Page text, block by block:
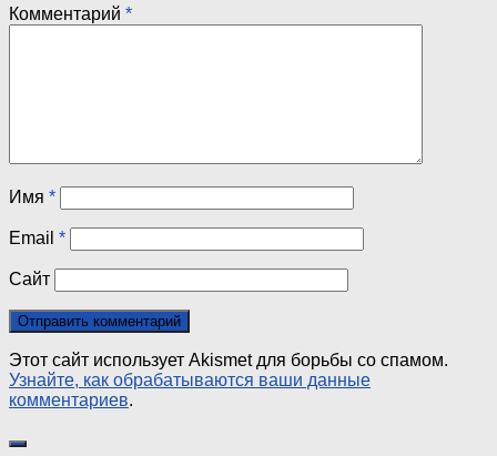
Комментарий *
Имя *
Email *
Сайт
Этот сайт использует Akismet для борьбы со спамом.
Узнайте, как обрабатываются ваши данные
комментариев.